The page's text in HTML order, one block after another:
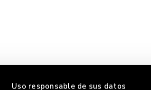
Uso responsable de sus datos